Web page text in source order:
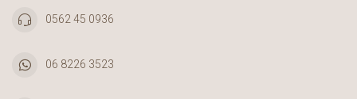
0562 45 0936
06 8226 3523